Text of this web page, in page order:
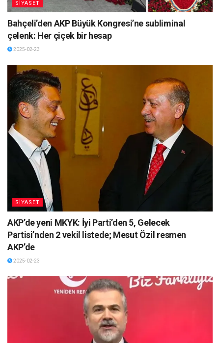
SİYASET
Bahçeli’den AKP Büyük Kongresi’ne subliminal
çelenk: Her çiçek bir hesap
2025-02-23
SİYASET
AKP’de yeni MKYK: İyi Parti’den 5, Gelecek
Partisi’nden 2 vekil listede; Mesut Özil resmen
AKP’de
2025-02-23